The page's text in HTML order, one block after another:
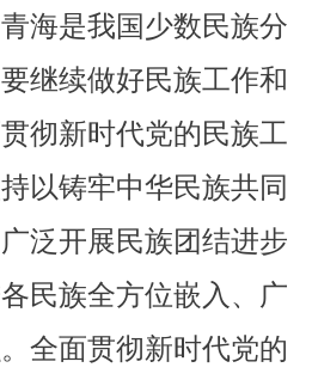
海是我国少数民族分
继续做好民族工作和
彻新时代党的民族工
以铸牢中华民族共同
泛开展民族团结进步
民族全方位嵌入、广
全面贯彻新时代党的